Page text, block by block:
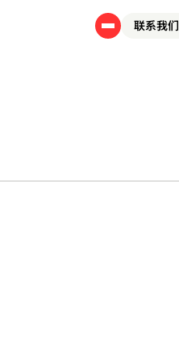
联系我们